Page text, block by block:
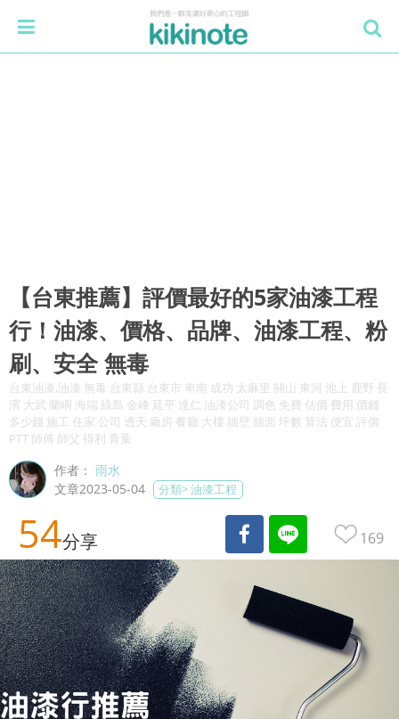
【台東推薦】評價最好的5家油漆工程
行！油漆、價格、品牌、油漆工程、粉
刷、安全 無毒
台東油漆,油漆 無毒 台東縣 台東市 卑南 成功 太麻里 關山 東河 池上 鹿野 長
濱 大武 蘭嶼 海端 綠島 金峰 延平 達仁 油漆公司 調色 免費 估價 費用 價錢
多少錢 施工 住家 公司 透天 廠房 餐廳 大樓 牆壁 牆面 坪數 算法 便宜 評價
PTT 師傅 師父 得利 青葉
作者：雨水
文章2023-05-04
分類>油漆工程
54分享 169